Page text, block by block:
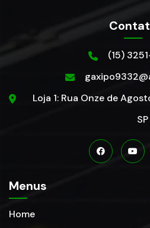
(15)
Loja 1: Rua Onze de
SP
Menus
Home